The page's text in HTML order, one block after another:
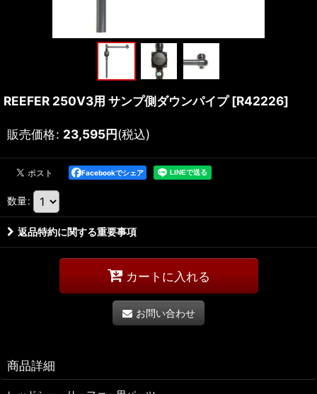
REEFER 250V3用 サンプ側ダウンパイプ [R42226]
販売価格: 23,595円(税込)
Facebookでシェア
数量:
返品特約に関する重要事項
カートに入れる
お問い合わせ
商品詳細